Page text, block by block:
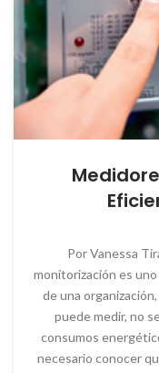
Por Vanessa
monitorización es
de una
puede medir, no
consumos
necesario conocer